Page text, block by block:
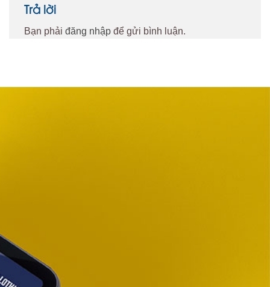
Trả lời
Bạn phải đăng nhập để gửi bình luận.